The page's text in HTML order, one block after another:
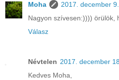
Moha
2017. december
Nagyon szívesen:)))) örülök,
Válasz
Névtelen 2017. december
Kedves Moha,